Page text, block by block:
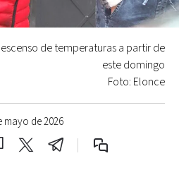
mayo de 2026
de temperaturas a partir de
este domingo
Foto: Elonce